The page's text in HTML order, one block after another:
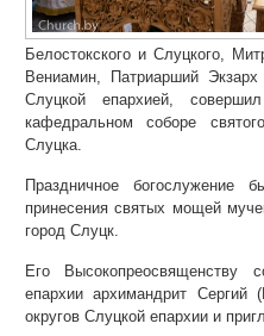
Белостокского и Слуцкого,
Вениамин, Патриарший
Слуцкой епархией,
кафедральном соборе
Слуцка.
Праздничное богослужение
принесения святых мощей
город Слуцк.
Его Высокопреосвященству
епархии архимандрит Сергий
округов Слуцкой епархии и